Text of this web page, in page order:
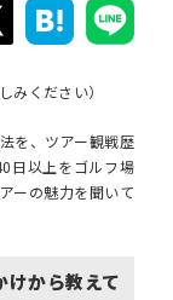
みください）
を、ツアー観戦歴
日以上をゴルフ場
ーの魅力を聞いて
から教えて